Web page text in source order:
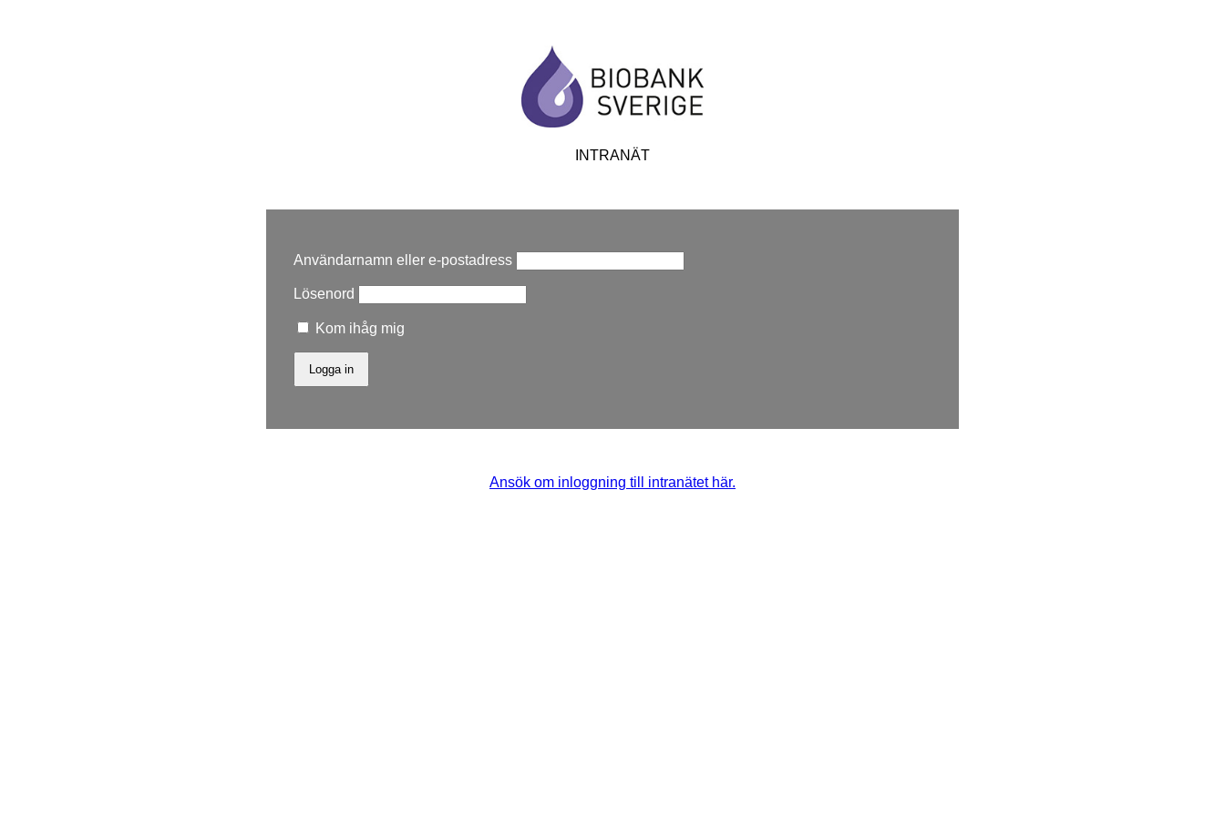
INTRANÄT
Användarnamn eller e-postadress
Lösenord
Kom ihåg mig
Ansök om inloggning till intranätet här.